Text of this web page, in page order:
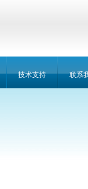
技术支持 联系